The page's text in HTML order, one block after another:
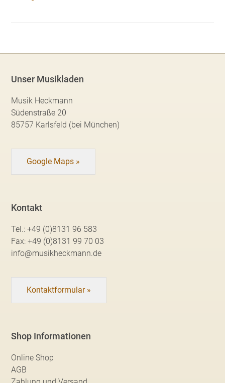
Unser Musikladen
Musik Heckmann
Südenstraße 20
85757 Karlsfeld (bei München)
Google Maps »
Kontakt
Tel.:+49 (0)8131 96 583
Fax:+49 (0)8131 99 70 03
info@musikheckmann.de
Kontaktformular »
Shop Informationen
Online Shop
AGB